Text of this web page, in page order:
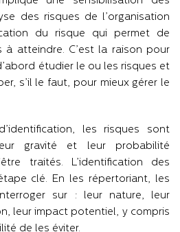
des risques de l’organisation
du risque qui permet de
à atteindre. C’est la raison pour
étudier le ou les risques et
s’il le faut, pour mieux gérer le
les risques sont
gravité et leur probabilité
traités. L’identification des
clé. En les répertoriant, les
sur : leur nature, leur
leur impact potentiel, y compris
de les éviter.